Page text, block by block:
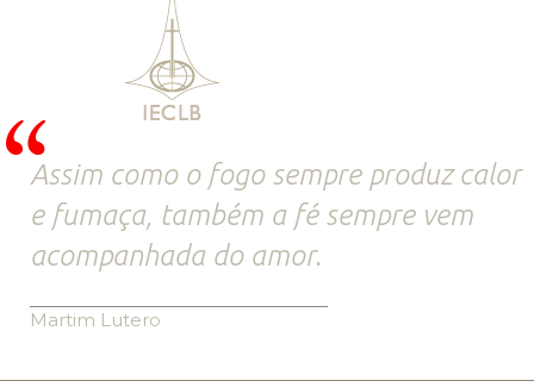
Assim como o fogo sempre produz calor
e fumaça, também a fé sempre vem
acompanhada do amor.
Martim Lutero